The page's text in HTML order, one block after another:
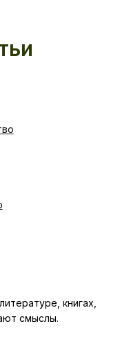
книгах,
смыслы.